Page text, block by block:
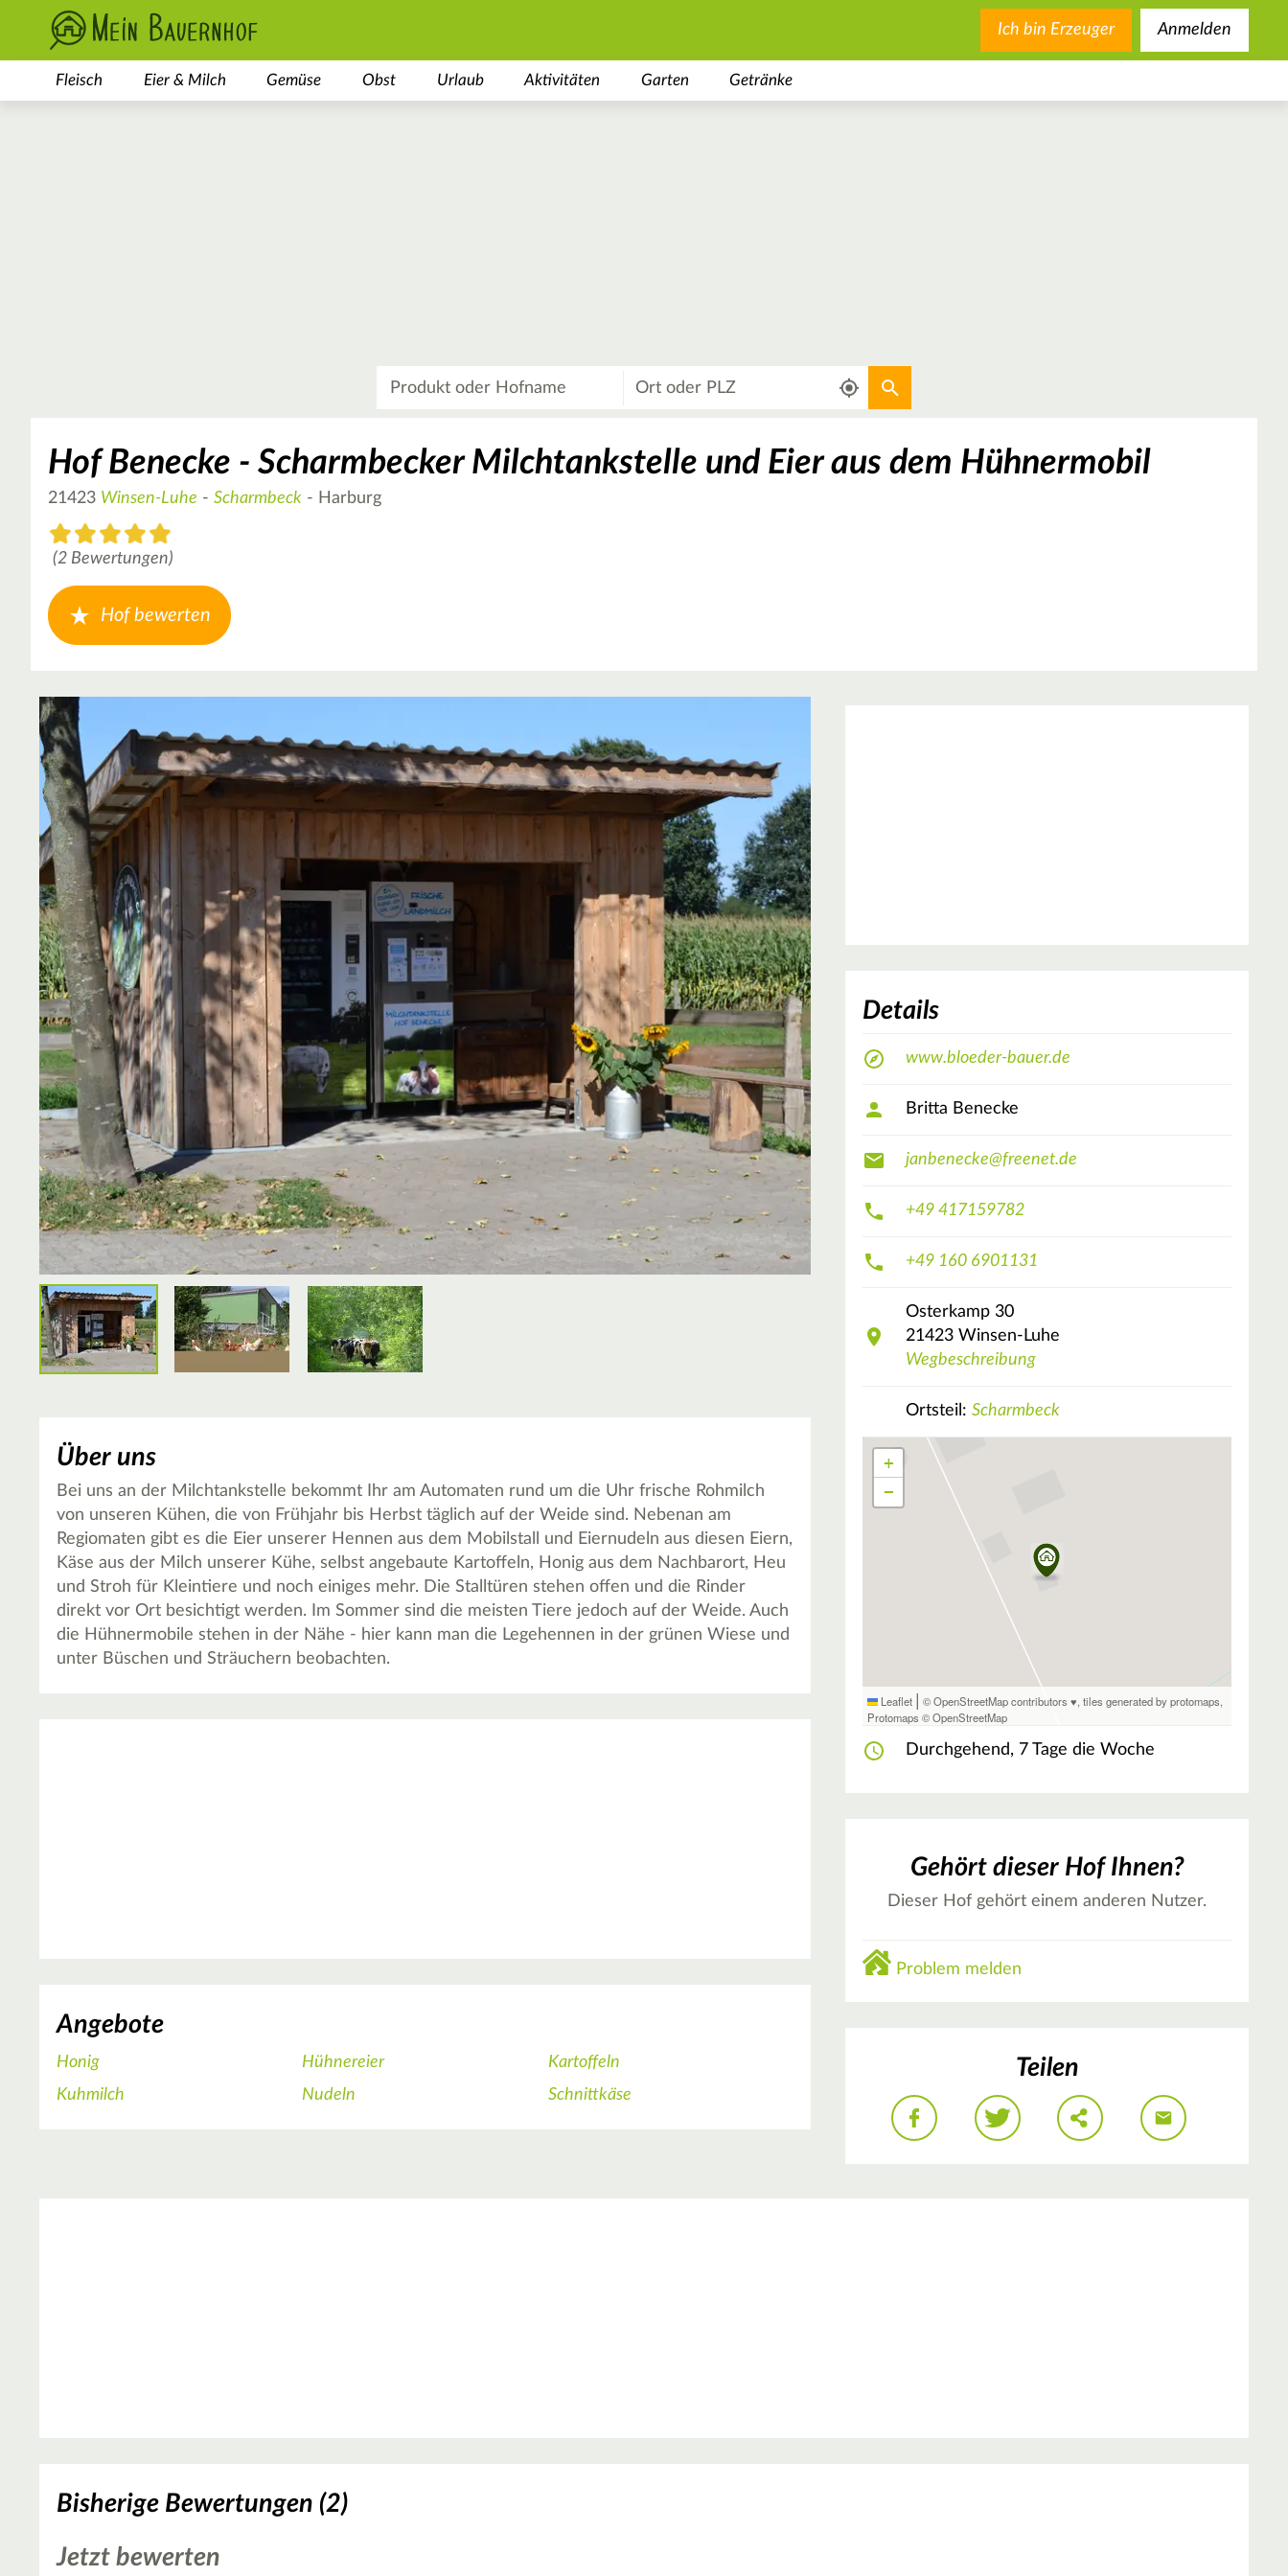
Ich bin Erzeuger Anmelden
Fleisch Eier & Milch Gemüse Obst Urlaub Aktivitäten Garten Getränke
Aktuellen Standort verwenden
Hof Benecke - Scharmbecker Milchtankstelle und Eier aus dem Hühnermobil
21423 Winsen-Luhe - Scharmbeck - Harburg
(2 Bewertungen)
Hof bewerten
Über uns
Bei uns an der Milchtankstelle bekommt Ihr am Automaten rund um die Uhr frische Rohmilch
von unseren Kühen, die von Frühjahr bis Herbst täglich auf der Weide sind. Nebenan am
Regiomaten gibt es die Eier unserer Hennen aus dem Mobilstall und Eiernudeln aus diesen Eiern,
Käse aus der Milch unserer Kühe, selbst angebaute Kartoffeln, Honig aus dem Nachbarort, Heu
und Stroh für Kleintiere und noch einiges mehr. Die Stalltüren stehen offen und die Rinder
direkt vor Ort besichtigt werden. Im Sommer sind die meisten Tiere jedoch auf der Weide. Auch
die Hühnermobile stehen in der Nähe - hier kann man die Legehennen in der grünen Wiese und
unter Büschen und Sträuchern beobachten.
Angebote
Honig Hühnereier
Kartoffeln
Kuhmilch
Nudeln Schnittkäse
Details
www.bloeder-bauer.de
Britta Benecke
janbenecke@freenet.de
+49 417159782
+49 160 6901131
Osterkamp 30
21423 Winsen-Luhe
Wegbeschreibung
Ortsteil: Scharmbeck
+
−
Leaflet | © OpenStreetMap contributors ♥,tiles generated by protomaps,
Protomaps ©OpenStreetMap
Durchgehend, 7 Tage die Woche
Gehört dieser Hof Ihnen?
Dieser Hof gehört einem anderen Nutzer.
Problem melden
Teilen
Bisherige Bewertungen (2)
Jetzt bewerten